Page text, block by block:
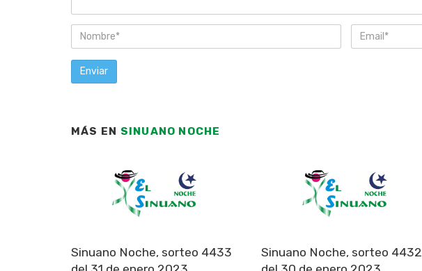
MÁS EN SINUANO NOCHE
Sinuano Noche, sorteo 4433
Sinuano Noche, sorteo 4432